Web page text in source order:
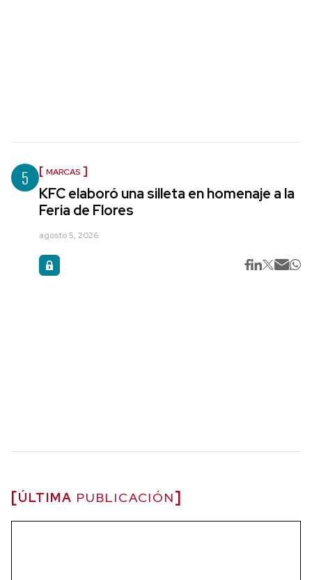
5 MARCAS
KFC elaboró una silleta en homenaje a la
Feria de Flores
agosto 5, 2026
ÚLTIMA PUBLICACIÓN